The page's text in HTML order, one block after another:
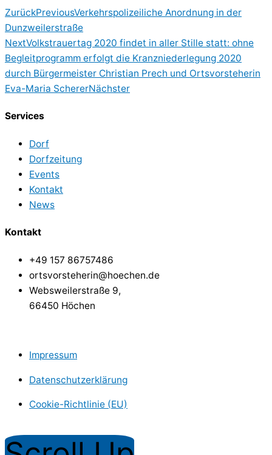
ZurückPreviousVerkehrspolizeiliche Anordnung in der
Dunzweilerstraße
NextVolkstrauertag 2020 findet in aller Stille statt: ohne
Begleitprogramm erfolgt die Kranzniederlegung 2020
durch Bürgermeister Christian Prech und Ortsvorsteherin
Eva-Maria SchererNächster
Services
Dorf
Dorfzeitung
Events
Kontakt
News
Kontakt
+49 157 86757486
ortsvorsteherin@hoechen.de
Websweilerstraße 9,
66450 Höchen
Impressum
Datenschutzerklärung
Cookie-Richtlinie (EU)